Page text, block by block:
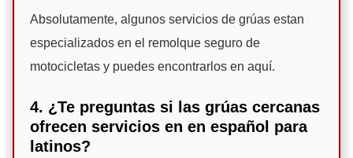
Absolutamente, algunos servicios de grúas estan
especializados en el remolque seguro de
motocicletas y puedes encontrarlos en aquí.
4. ¿Te preguntas si las grúas cercanas
ofrecen servicios en en español para
latinos?